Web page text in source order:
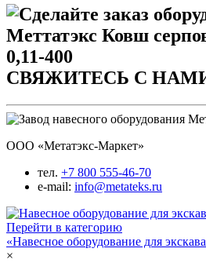
СВЯЖИТЕСЬ С
ООО «Метатэкс-Маркет»
тел. +7 800 555-46-70
e-mail: info@metateks.ru
Перейти в категорию
«Навесное оборудование для
×